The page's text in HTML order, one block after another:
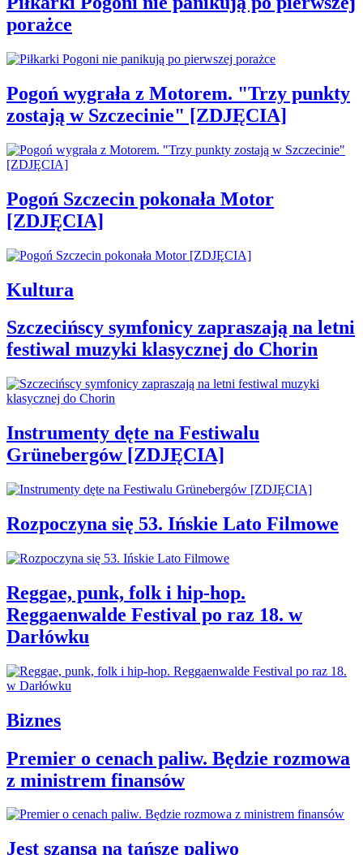
porażce
Pogoń wygrała z Motorem. "Trzy punkty
zostają w Szczecinie" [ZDJĘCIA]
Pogoń Szczecin pokonała Motor
[ZDJĘCIA]
Kultura
Szczecińscy symfonicy zapraszają na letni
festiwal muzyki klasycznej do Chorin
Instrumenty dęte na Festiwalu
Grünebergów [ZDJĘCIA]
Rozpoczyna się 53. Ińskie Lato Filmowe
Reggae, punk, folk i hip-hop.
Reggaenwalde Festival po raz 18. w
Darłówku
Biznes
Premier o cenach paliw. Będzie rozmowa
z ministrem finansów
Jest szansa na tańsze paliwo